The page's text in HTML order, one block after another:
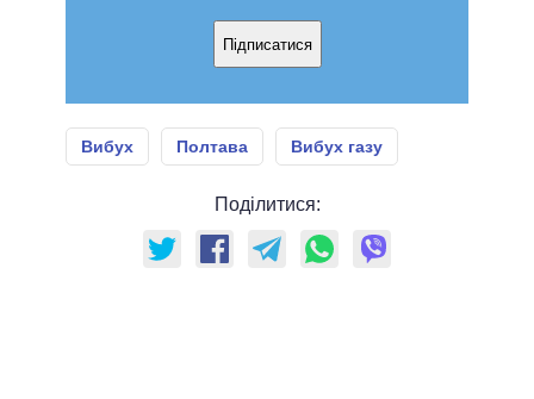
Підписатися
Вибух Полтава Вибух газу
Поділитися: